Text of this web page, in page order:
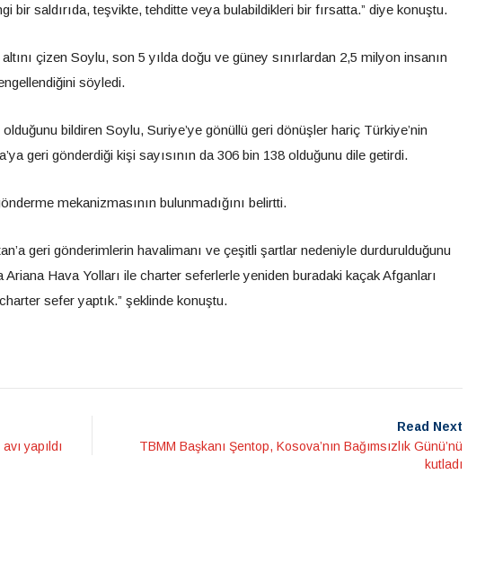
bir saldırıda, teşvikte, tehditte veya bulabildikleri bir fırsatta.” diye konuştu.
çizen Soylu, son 5 yılda doğu ve güney sınırlardan 2,5 milyon insanın
söyledi.
olduğunu bildiren Soylu, Suriye’ye gönüllü geri dönüşler hariç Türkiye’nin
geri gönderdiği kişi sayısının da 306 bin 138 olduğunu dile getirdi.
mekanizmasının bulunmadığını belirtti.
geri gönderimlerin havalimanı ve çeşitli şartlar nedeniyle durdurulduğunu
Ariana Hava Yolları ile charter seferlerle yeniden buradaki kaçak Afganları
sefer yaptık.” şeklinde konuştu.
yapıldı
Read Next
TBMM Başkanı Şentop, Kosova’nın Bağımsızlık Günü’nü
kutladı